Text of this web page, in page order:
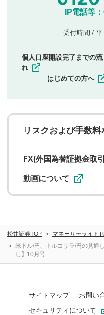
他のサイトへの誘
他者の権利（商標
その他当社が不適
一度投稿した評価および
に関する著作者人格権を
用者が投稿したコメント
ることがあります。
IP電話等
受付時間 /
個人口座開設完了までの流
れ
はじめての方へ
リスクおよび手数
FX(外国為替証拠金取
動画について
松井証券TOP マネーサテライト
米ドル/円、トルコリラ/円の見通
し】10月号
サイトマップ
お問い
セキュリティについて